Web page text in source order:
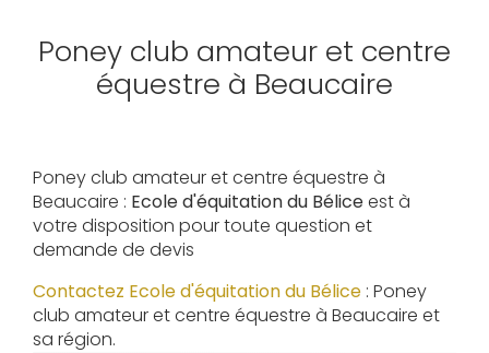
Poney club amateur et centre
équestre à Beaucaire
Poney club amateur et centre équestre à
Beaucaire : Ecole d'équitation du Béliceest à
votre disposition pour toute question et
demande de devis
Contactez Ecole d'équitation du Bélice : Poney
club amateur et centre équestre à Beaucaire et
sa région.